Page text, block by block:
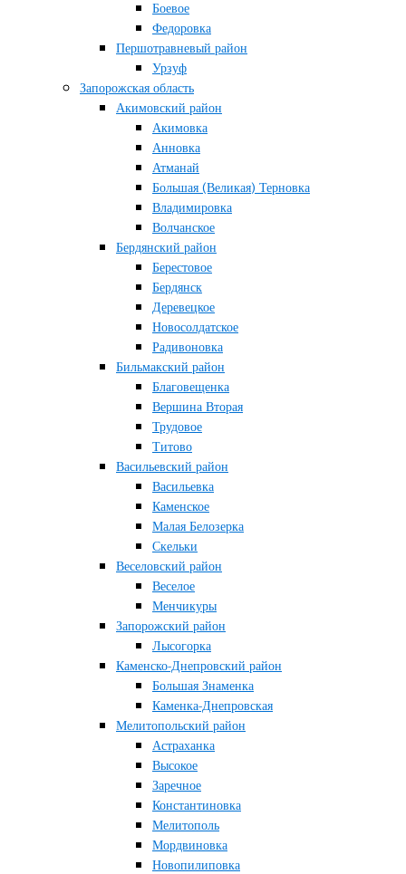
Боевое
Федоровка
Першотравневый район
Урзуф
Запорожская область
Акимовский район
Акимовка
Анновка
Атманай
Большая (Великая) Терновка
Владимировка
Волчанское
Бердянский район
Берестовое
Бердянск
Деревецкое
Новосолдатское
Радивоновка
Бильмакский район
Благовещенка
Вершина Вторая
Трудовое
Титово
Васильевский район
Васильевка
Каменское
Малая Белозерка
Скельки
Веселовский район
Веселое
Менчикуры
Запорожский район
Лысогорка
Каменско-Днепровский район
Большая Знаменка
Каменка-Днепровская
Мелитопольский район
Астраханка
Высокое
Заречное
Константиновка
Мелитополь
Мордвиновка
Новопилиповка